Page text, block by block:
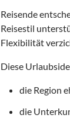
Reisende
Reisestil
Flexibilität
Diese
die Region
die